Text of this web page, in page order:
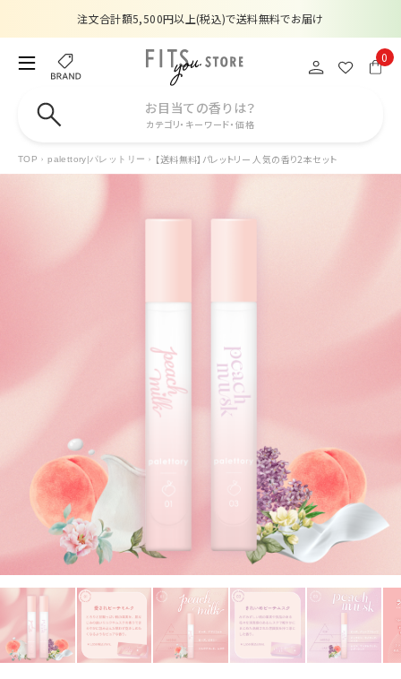
注文合計額5,500円以上(税込)で送料無料でお届け
夏季休業のお知らせ
【数量限定】購入金額6,000円(税込)以上で香水サンプルプレゼント
注文合計額5,500円以上(税込)で送料無料でお届け
0
お目当ての香りは？
カテゴリ・キーワード・価格
TOP palettory|パレットリー 【送料無料】パレットリー 人気の香り2本セット